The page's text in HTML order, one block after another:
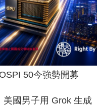
50今強勢開募
美國男子用 Grok 生成